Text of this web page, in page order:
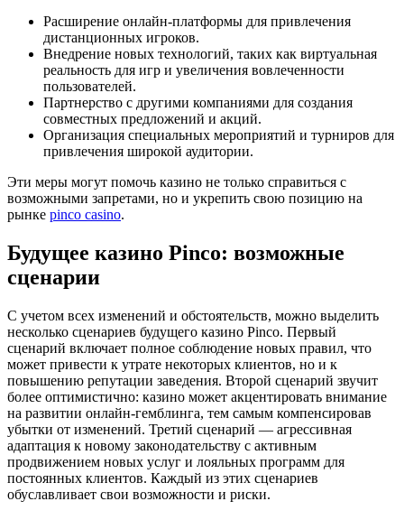
Расширение онлайн-платформы для привлечения
дистанционных игроков.
Внедрение новых технологий, таких как виртуальная
реальность для игр и увеличения вовлеченности
пользователей.
Партнерство с другими компаниями для создания
совместных предложений и акций.
Организация специальных мероприятий и турниров для
привлечения широкой аудитории.
Эти меры могут помочь казино не только справиться с
возможными запретами, но и укрепить свою позицию на
рынке pinco casino.
Будущее казино Pinco: возможные
сценарии
С учетом всех изменений и обстоятельств, можно выделить
несколько сценариев будущего казино Pinco. Первый
сценарий включает полное соблюдение новых правил, что
может привести к утрате некоторых клиентов, но и к
повышению репутации заведения. Второй сценарий звучит
более оптимистично: казино может акцентировать внимание
на развитии онлайн-гемблинга, тем самым компенсировав
убытки от изменений. Третий сценарий — агрессивная
адаптация к новому законодательству с активным
продвижением новых услуг и лояльных программ для
постоянных клиентов. Каждый из этих сценариев
обуславливает свои возможности и риски.